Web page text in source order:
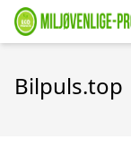
Bilpuls.top